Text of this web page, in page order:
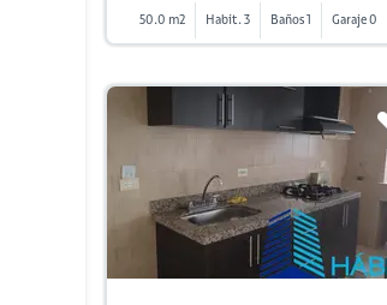
50.0 m2 Habit. 3 Baños 1 Garaje 0